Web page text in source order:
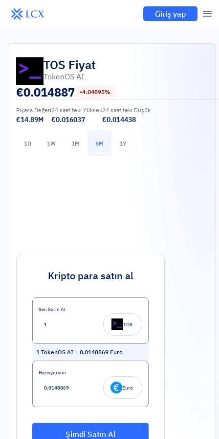
Giriş yap
TOS Fiyat
TokenOS AI
€0.014887 -4.04895%
Piyasa Değeri
€14.89M
24 saat'teki Yüksek
€0.016037
24 saat'teki Düşük
€0.014438
1D 1W 1M 6M 1Y
Kripto para satın al
Sen Satın Al
TOS
1 TokenOS AI = 0.0148869 Euro
Harcıyorsun
Euro
Şimdi Satın Al